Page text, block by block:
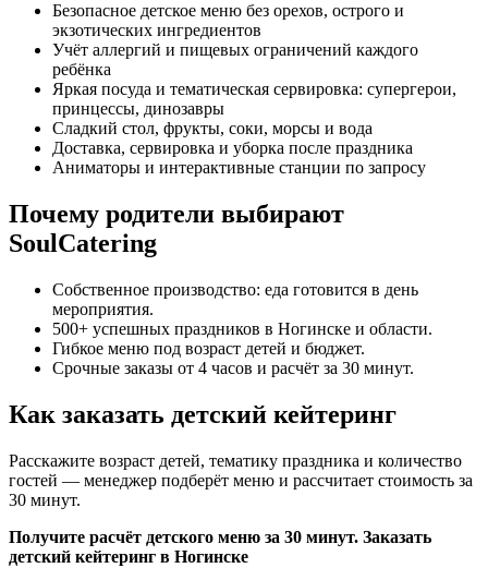
Безопасное детское меню без орехов, острого и
экзотических ингредиентов
Учёт аллергий и пищевых ограничений каждого
ребёнка
Яркая посуда и тематическая сервировка: супергерои,
принцессы, динозавры
Сладкий стол, фрукты, соки, морсы и вода
Доставка, сервировка и уборка после праздника
Аниматоры и интерактивные станции по запросу
Почему родители выбирают
SoulCatering
Собственное производство: еда готовится в день
мероприятия.
500+ успешных праздников в Ногинске и области.
Гибкое меню под возраст детей и бюджет.
Срочные заказы от 4 часов и расчёт за 30 минут.
Как заказать детский кейтеринг
Расскажите возраст детей, тематику праздника и количество
гостей — менеджер подберёт меню и рассчитает стоимость за
30 минут.
Получите расчёт детского меню за 30 минут. Заказать
детский кейтеринг в Ногинске